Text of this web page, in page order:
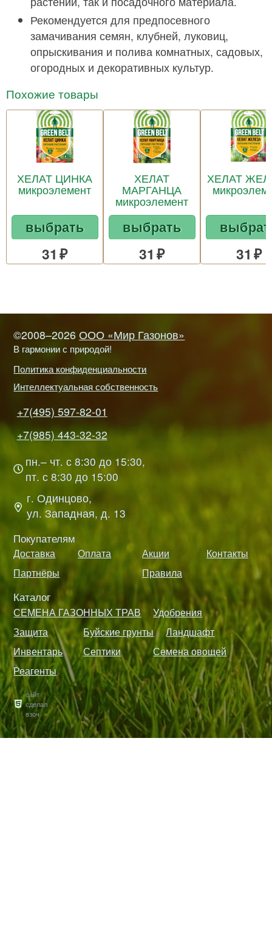
Рекомендуется для предпосевного
замачивания семян, клубней, луковиц,
опрыскивания и полива комнатных, садовых,
огородных и декоративных культур.
Похожие товары
ХЕЛАТ ЦИНКА
микроэлемент
выбрать
31
ХЕЛАТ
МАРГАНЦА
микроэлемент
выбрать
31
ХЕЛАТ
31
©2008–2026 ООО «Мир Газонов»
В гармонии с природой!
Политика конфиденциальности
Интеллектуальная собственность
+7(495) 597-82-01
+7(985) 443-32-32
пн.– чт. с 8:30 до 15:30,
пт. с 8:30 до 15:00
г. Одинцово,
ул. Западная, д. 13
Покупателям
Доставка Оплата Акции
Контакты
Партнёры
Правила
Каталог
СЕМЕНА ГАЗОННЫХ ТРАВ
Удобрения
Защита
Буйские грунты
Ландшафт
Инвентарь
Септики
Семена овощей
Реагенты
сайт
сделал
взоч